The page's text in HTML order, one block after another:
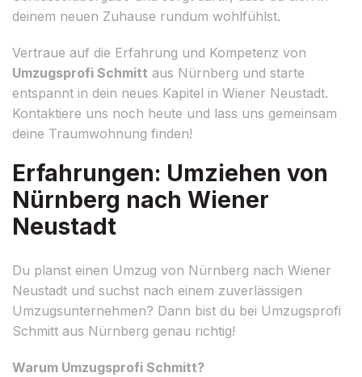
deinem neuen Zuhause rundum wohlfühlst.
Vertraue auf die Erfahrung und Kompetenz von
Umzugsprofi Schmitt aus Nürnberg und starte
entspannt in dein neues Kapitel in Wiener Neustadt.
Kontaktiere uns noch heute und lass uns gemeinsam
deine Traumwohnung finden!
Erfahrungen: Umziehen von
Nürnberg nach Wiener
Neustadt
Du planst einen Umzug von Nürnberg nach Wiener
Neustadt und suchst nach einem zuverlässigen
Umzugsunternehmen? Dann bist du bei Umzugsprofi
Schmitt aus Nürnberg genau richtig!
Warum Umzugsprofi Schmitt?